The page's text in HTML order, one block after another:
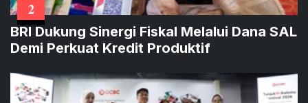
2
BRI Dukung Sinergi Fiskal Melalui Dana SAL
Demi Perkuat Kredit Produktif